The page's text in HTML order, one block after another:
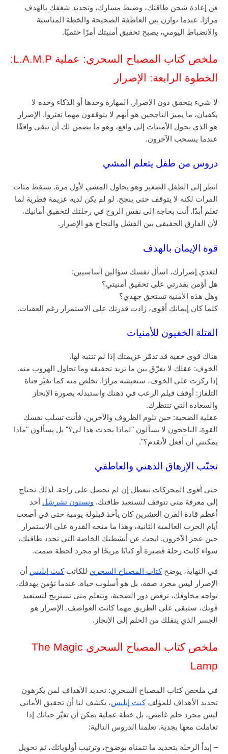
فن إعادة شحن طاقتك، وضبط مسارك، وتجديد شغفك بالهدف
مرارًا. عندما توازن بين العاطفة الصحيحة والخطة المناسبة
والانضباط اليومي، يصبح تحقيق أمنيتك أمرًا حتميًا.
ملخص كتاب المصباح السحري: عملية L.A.M.P:
الخطوة الرابعة: الإصرار
لا شيء يتحقق دون الإصرار. المهارة وحدها أو الذكاء وحده لا
يكفيان، ما يميز الناجحين هو أنهم لا يتوقفون مهما تعثروا. الإصرار
هو الذي يحول الأمنيات إلى واقع، وهو ما يضمن لك أن تبقى واقفًا
عندما ينسحب الآخرون.
دروس من طفل يتعلم المشي
انظر إلى الطفل الصغير وهو يحاول المشي لأول مرة. يسقط مئات
المرات لكنه لا يتوقف حتى ينجح. لو لم يكن لديه عزيمة فطرية لما
تعلم أبدًا. أنت بحاجة إلى نفس الروح في رحلتك لتحقيق أمانيك،
لأن الفارق الحقيقي بين الفشل والنجاح هو الإصرار.
قوة الإيمان بالهدف
لتغذي إصرارك، اسأل نفسك سؤالين أساسيين:
هل أؤمن بقدرتي على تحقيق أمنيتي؟
وهل هذه الأمنية تستحق جهدي؟
كلما كان إيمانك أقوى، زادت قدرتك على الاستمرار رغم العقبات.
القتلة الخفيون للأمنيات
هناك قوى خفية قد تدمّر عزيمتك إذا لم تنتبه لها.
الخوف: عقلك لا يفرّق بين ما تريد تحقيقه وما تحاول الهروب منه.
إذا ركزت على الخوف، ستعيشه مرارًا. تخلص منه كما تغيّر قناة
التلفاز: أوقف فيلم الرعب في ذهنك واستبدله بصورة الإنجاز
والسعادة التي تنتظرك.
عقلية الضحية: حين تلوم الظروف والآخرين، فأنت تسلب نفسك
القوة. الناجحون لا يسألون "لماذا يحدث هذا لي؟" بل يسألون "ماذا
يمكنني أن أفعل لأتقدم؟".
تجنّب الإرهاق الذهني والعاطفي
حتى أقوى المحركات تتعطل إن لم تحصل على راحة. لذلك تحتاج
إلى معرفة متى تتوقف لتستعيد طاقتك. ونستون تشرشل أحد
أعظم قادة القرن العشرين كان يأخذ قيلولة يومية حتى في أصعب
أيام الحرب العالمية الثانية، وهذا ما منحه القدرة على الاستمرار
حين عجز الآخرون. ابحث عن أنشطتك الخاصة التي تجدد طاقتك،
سواء كانت رحلة قصيرة أو كتابًا مريحًا أو مجرد لحظة صمت.
في النهاية، يوضحكتاب المصباح السحري للكاتبكيث إيليس أن
الإصرار ليس مجرد صفة، بل هو أسلوب حياة. عندما تؤمن بهدفك،
تواجه مخاوفك، ترفض دور الضحية، وتتعلم متى تستريح لتستعيد
قوتك، ستبقى على الطريق مهما كانت العواصف. الإصرار هو
الجسر الذي ينقلك من الحلم إلى الإنجاز.
ملخص كتاب المصباح السحري The Magic
Lamp
في ملخص كتاب المصباح السحري: تحديد الأهداف لمن يكرهون
تحديد الأهداف للمؤلف كيث إيليس، يكشف لنا أن تحقيق الأماني
ليس مجرد حلم غامض، بل خطة عملية يمكن أن تغيّر حياتك إذا
تعاملت معها بجدية. تعلمنا الدروس التالية:
– إبدأ الرحلة بتحديد ما تتمناه بوضوح، وترتيب أولوياتك، ثم تحويل